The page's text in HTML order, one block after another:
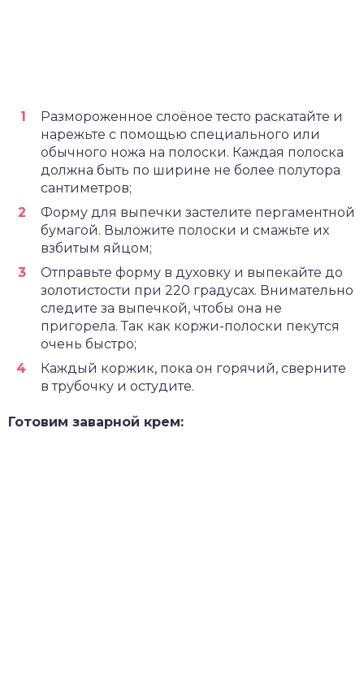
Размороженное слоёное тесто раскатайте и
нарежьте с помощью специального или
обычного ножа на полоски. Каждая полоска
должна быть по ширине не более полутора
сантиметров;
Форму для выпечки застелите пергаментной
бумагой. Выложите полоски и смажьте их
взбитым яйцом;
Отправьте форму в духовку и выпекайте до
золотистости при 220 градусах. Внимательно
следите за выпечкой, чтобы она не
пригорела. Так как коржи-полоски пекутся
очень быстро;
Каждый коржик, пока он горячий, сверните
в трубочку и остудите.
Готовим заварной крем: